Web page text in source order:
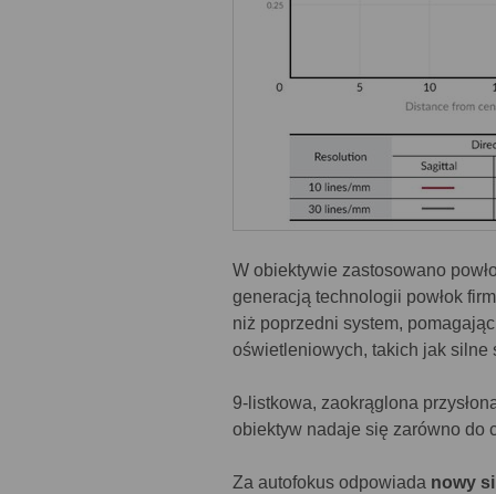
W obiektywie zastosowano
generacją technologii powłok
niż poprzedni system,
oświetleniowych, takich jak silne
9-listkowa, zaokrąglona
obiektyw nadaje się zarówno do
Za autofokus odpowiada nowy